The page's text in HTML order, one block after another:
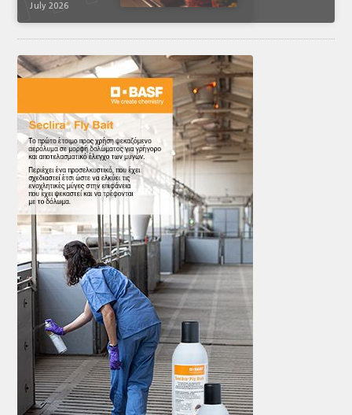
ΕΜΠΟΡΙΚΟΙ ΑΝΤΙΠΡΟΣΩΠΟΙ
ΝΟΜΟΘΕΣΙΑ
ΕΛΛΗΝΙΚΗ ΝΟΜΟΘΕΣΙΑ
ΕΥΡΩΠΑΪΚΗ ΝΟΜΟΘΕΣΙΑ
ΤΟ ΠΕΡΙΟΔΙΚΟ
Profile
ΑΡΧΕΙΟ ΤΕΥΧΩΝ
ΣΥΝΕΔΡΙΟ ΚΡΕΑΤΟΣ
July 2026